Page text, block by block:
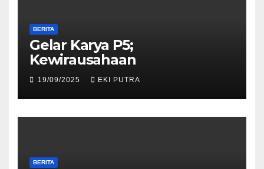
BERITA
Gelar Karya P5;
Kewirausahaan
19/09/2025 EKI PUTRA
BERITA